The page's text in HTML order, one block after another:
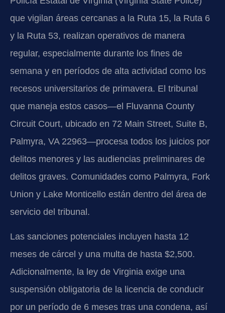
que vigilan áreas cercanas a la Ruta 15, la Ruta 6
y la Ruta 53, realizan operativos de manera
regular, especialmente durante los fines de
semana y en períodos de alta actividad como los
recesos universitarios de primavera. El tribunal
que maneja estos casos—el Fluvanna County
Circuit Court, ubicado en 72 Main Street, Suite B,
Palmyra, VA 22963—procesa todos los juicios por
delitos menores y las audiencias preliminares de
delitos graves. Comunidades como Palmyra, Fork
Union y Lake Monticello están dentro del área de
servicio del tribunal.
Las sanciones potenciales incluyen hasta 12
meses de cárcel y una multa de hasta $2,500.
Adicionalmente, la ley de Virginia exige una
suspensión obligatoria de la licencia de conducir
por un período de 6 meses tras una condena, así